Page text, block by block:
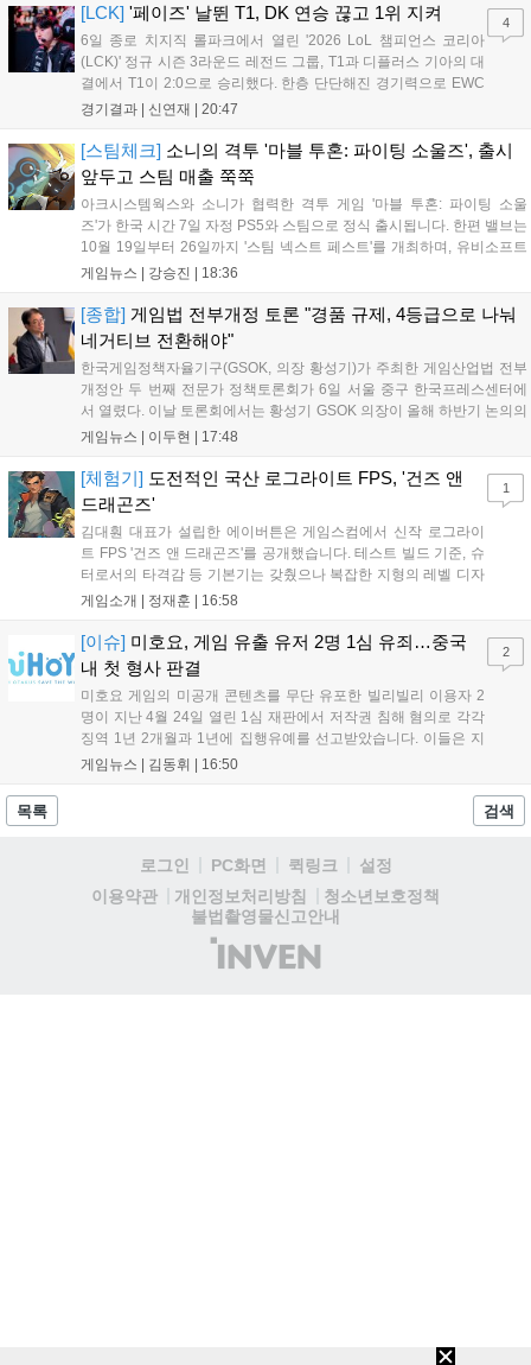
이례적인 협업이 향후 게임 마케팅 방식에 어떤 변화를 가져올지
전 세계 팬들의 이목이 쏠리고 있다....
[LCK] '페이즈' 날뛴 T1, DK 연승 끊고 1위 지켜
6일 종로 치지직 롤파크에서 열린 '2026 LoL 챔피언스 코리아
(LCK)' 정규 시즌 3라운드 레전드 그룹, T1과 디플러스 기아의 대
결에서 T1이 2:0으로 승리했다. 한층 단단해진 경기력으로 EWC
우승을 기점으로 파죽지세의 연승을 이어가던 디플러스 기아를
T1은 첫 드래곤을 두드렸...
경기결과 | 신연재 20:47
4
[스팀체크] 소니의 격투 '마블 투혼: 파이팅 소울즈', 출시
앞두고 스팀 매출 쭉쭉
아크시스템웍스와 소니가 협력한 격투 게임 '마블 투혼: 파이팅 소울
즈'가 한국 시간 7일 자정 PS5와 스팀으로 정식 출시됩니다. 한편 밸브는
10월 19일부터 26일까지 '스팀 넥스트 페스트'를 개최하며, 유비소프트
의 '더 디비전 리서전스'가 스팀에 출시되었고, 농장 시뮬레이션 '돌록 타
각기 다른 장르에서 이용자들의 기대를 모으고 있습니다....
게임뉴스 | 강승진 18:36
[종합] 게임법 전부개정 토론 "경품 규제, 4등급으로 나눠
네거티브 전환해야"
한국게임정책자율기구(GSOK, 의장 황성기)가 주최한 게임산업법 전부
개정안 두 번째 전문가 정책토론회가 6일 서울 중구 한국프레스센터에
서 열렸다. 이날 토론회에서는 황성기 GSOK 의장이 올해 하반기 논의의
주요 쟁점과 성과를 짚은 데 이어, 박종현 한양대 법학전문대학원 교수
호사가 게임 등...
게임뉴스 | 이두현 17:48
[체험기] 도전적인 국산 로그라이트 FPS, '건즈 앤
드래곤즈'
김대훤 대표가 설립한 에이버튼은 게임스컴에서 신작 로그라이
트 FPS '건즈 앤 드래곤즈'를 공개했습니다. 테스트 빌드 기준, 슈
터로서의 타격감 등 기본기는 갖췄으나 복잡한 지형의 레벨 디자
인은 개선이 필요해 보입니다. 또한, 성장 트랙의 과도한 분절과
요구됩니다. 개발사는 향후 캐릭터 추가 등을 통해 게임성을 다듬
어 경쟁력을 확보할 계획입니다....
게임소개 | 정재훈 16:58
1
[이슈] 미호요, 게임 유출 유저 2명 1심 유죄…중국
내 첫 형사 판결
미호요 게임의 미공개 콘텐츠를 무단 유포한 빌리빌리 이용자 2
명이 지난 4월 24일 열린 1심 재판에서 저작권 침해 혐의로 각각
징역 1년 2개월과 1년에 집행유예를 선고받았습니다. 이들은 지
난해 7월부터 원신 등 주요 게임의 영상을 유포해 60만 회 이상의
이후 중국 내 첫 형사사건임을 강조하며 향후 무단 유출에 강경
게임뉴스 | 김동휘 16:50
2
목록 검색
로그인 PC화면 퀵링크
설정
이용약관
개인정보처리방침
청소년보호정책
불법촬영물신고안내
(주)
인